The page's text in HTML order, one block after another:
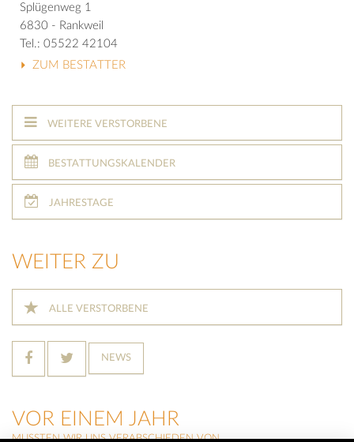
Splügenweg 1
6830 - Rankweil
Tel.: 05522 42104
ZUM BESTATTER
WEITERE VERSTORBENE
BESTATTUNGSKALENDER
JAHRESTAGE
WEITER ZU
ALLE VERSTORBENE
NEWS
VOR EINEM JAHR
MUSSTEN WIR UNS VERABSCHIEDEN VON